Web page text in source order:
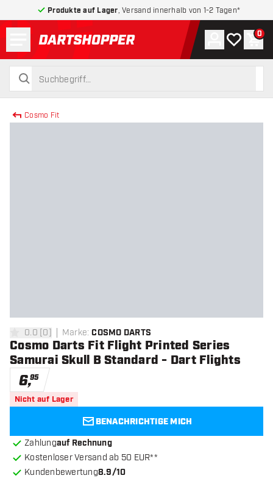
Produkte auf Lager , Versand innerhalb von 1-2 Tagen*
zurück zur Startseite
suchen
suchen
Konto
Meine 0
Cosmo Fit
0 Bewertungssterne
0.0 [0] Marke: COSMO DARTS
Cosmo Darts Fit Flight Printed Series
Samurai Skull B Standard - Dart Flights
6,95
Nicht auf Lager
BENACHRICHTIGE MICH
Zahlungauf Rechnung
Kostenloser Versand ab 50 EUR**
Kundenbewertung8.9/10